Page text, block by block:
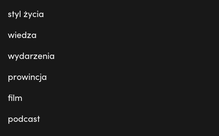
styl życia
wiedza
wydarzenia
prowincja
film
podcast